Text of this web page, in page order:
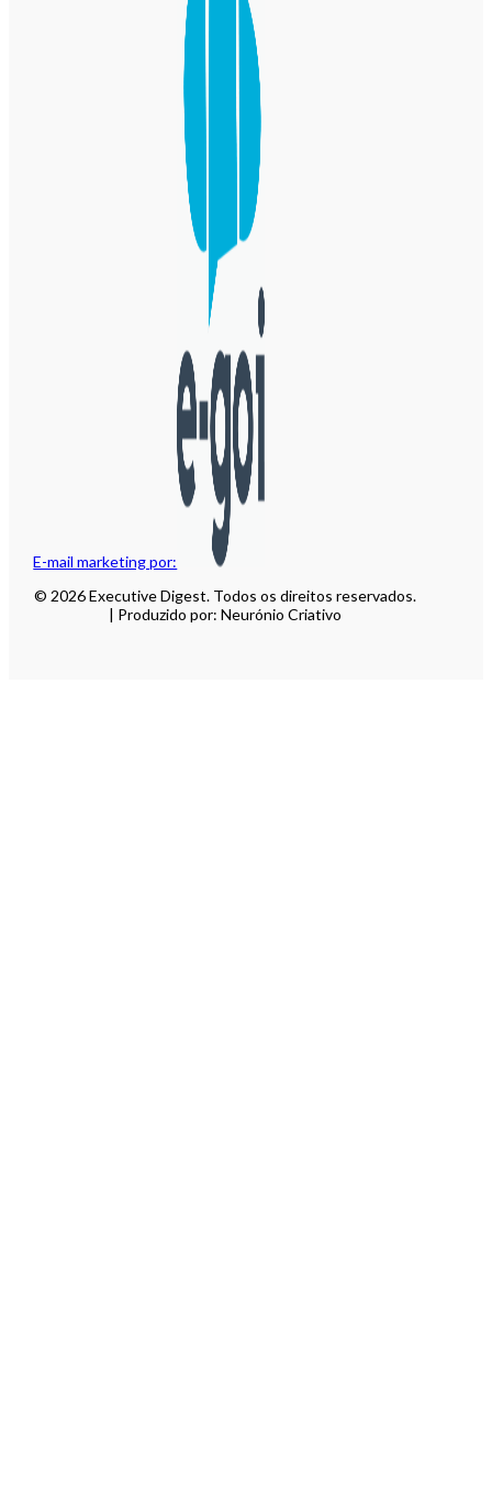
E-mail marketing por:
© 2026 Executive Digest. Todos os direitos reservados.
| Produzido por: Neurónio Criativo